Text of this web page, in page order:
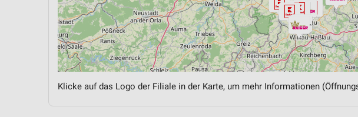
Klicke auf das Logo der Filiale in der Karte, um mehr Informationen